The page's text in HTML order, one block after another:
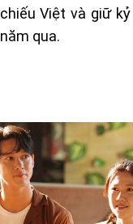
Việt và giữ
qua.